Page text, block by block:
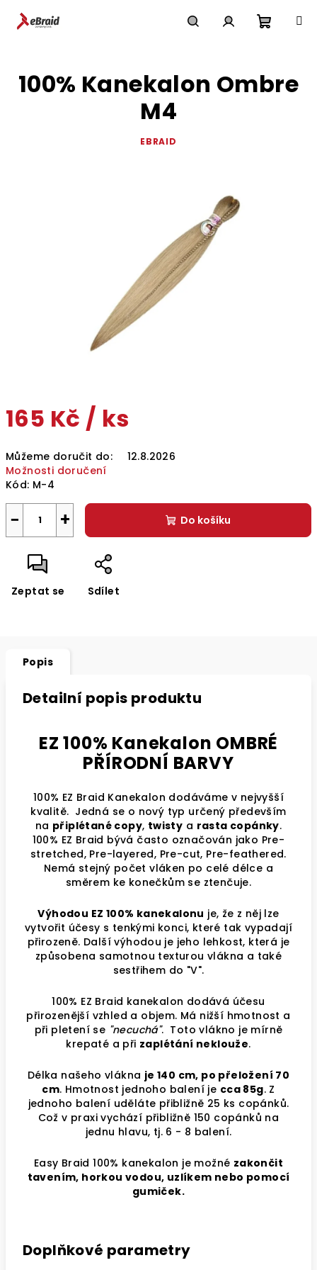
košík
165 Kč / ks
cena:
Můžeme doručit do:
12.8.2026
Možnosti doručení
Kód: M-4
+
− Do košíku
Zeptat se Sdílet
100% Kanekalon Ombre
M4
EBRAID
Popis
Detailní popis produktu
EZ 100% Kanekalon OMBRÉ
PŘÍRODNÍ BARVY
100% EZ Braid Kanekalon dodáváme v nejvyšší
kvalitě. Jedná se o nový typ určený především
na připlétané copy, twisty a rasta copánky.
100% EZ Braid bývá často označován jako Pre-
stretched, Pre-layered, Pre-cut, Pre-feathered.
Nemá stejný počet vláken po celé délce a
směrem ke konečkům se ztenčuje.
Výhodou EZ 100% kanekalonu je, že z něj lze
vytvořit účesy s tenkými konci, které tak vypadají
přirozeně. Další výhodou je jeho lehkost, která je
způsobena samotnou texturou vlákna a také
sestřihem do "V".
100% EZ Braid kanekalon dodává účesu
přirozenější vzhled a objem. Má nižší hmotnost a
při pletení se "necuchá". Toto vlákno je mírně
krepaté a při zaplétání neklouže.
Délka našeho vlákna je 140 cm, po přeložení 70
cm. Hmotnost jednoho balení je cca 85g. Z
jednoho balení uděláte přibližně 25 ks copánků.
Což v praxi vychází přibližně 150 copánků na
jednu hlavu, tj. 6 - 8 balení.
Easy Braid 100% kanekalon je možné zakončit
tavením, horkou vodou, uzlíkem nebo pomocí
gumiček.
Doplňkové parametry